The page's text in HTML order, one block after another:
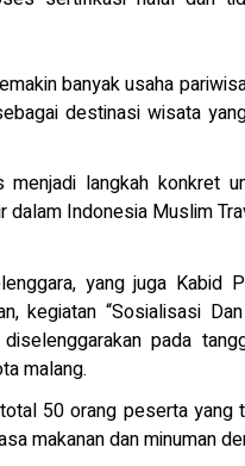
banyak usaha
destinasi wisata
menjadi langkah konkret
dalam Indonesia Muslim
yang juga Kabid
kegiatan “Sosialisasi
diselenggarakan pada
malang.
50 orang peserta yang
makanan dan minuman